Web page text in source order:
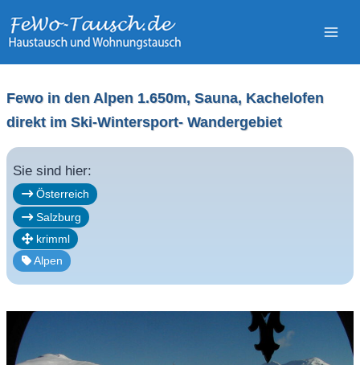
Inhalt
Fewo in den Alpen 1.650m, Sauna, Kachelofen
direkt im Ski-Wintersport- Wandergebiet
Sie sind hier:
Österreich
Salzburg
krimml
Alpen